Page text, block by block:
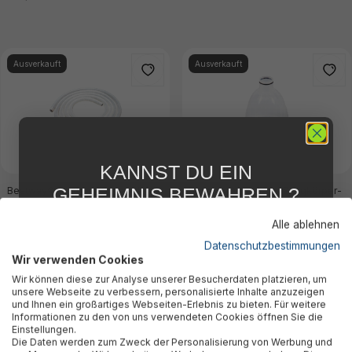
Ausverkauft
Bestway® Ersatzteil Schlauch (Ø
33,85 €*
Ausverkauft
Bestway® Ersatzteil Saugkörper-
Poolpflege-Set (58234)
14,85 €*
Ausverkauft
Ausverkauft
Alle ablehnen
Datenschutzbestimmungen
Wir verwenden Cookies
Wir können diese zur Analyse unserer Besucherdaten platzieren, um
unsere Webseite zu verbessern, personalisierte Inhalte anzuzeigen
und Ihnen ein großartiges Webseiten-Erlebnis zu bieten. Für weitere
Informationen zu den von uns verwendeten Cookies öffnen Sie die
Einstellungen.
Die Daten werden zum Zweck der Personalisierung von Werbung und
KANNST DU EIN
GEHEIMNIS BEWAHREN ?
FÜR DICH
Abonniere jetzt unseren kostenlosen
Newsletter, verpasse keine Neuigkeiten und
Aktionen mehr und sichere Dir 5 %
Willkommensrabatt auf nicht reduzierte Ware
bei Deiner ersten Bestellung !*
Email